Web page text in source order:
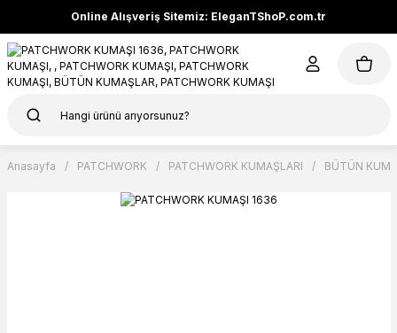
Online Alışveriş Sitemiz: EleganTShoP.com.tr
Anasayfa PATCHWORK PATCHWORK KUMAŞLARI BÜTÜN